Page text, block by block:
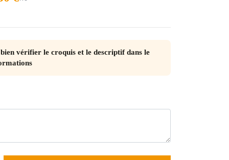
vérifier le croquis et le descriptif dans le
gris Juliette